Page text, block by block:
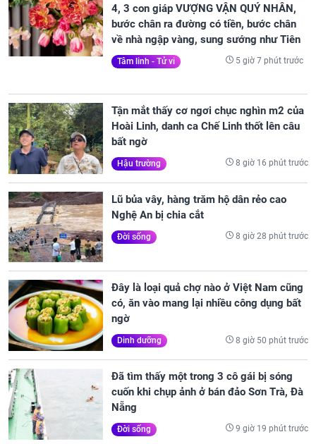
4, 3 con giáp VƯỢNG VẬN QUÝ NHÂN,
bước chân ra đường có tiền, bước chân
về nhà ngập vàng, sung sướng như Tiên
Tâm linh - Tử vi 5 giờ 7 phút trước
Tận mắt thấy cơ ngơi chục nghìn m2 của
Hoài Linh, danh ca Chế Linh thốt lên câu
bất ngờ
Hậu trường 8 giờ 16 phút trước
Lũ bủa vây, hàng trăm hộ dân rẻo cao
Nghệ An bị chia cắt
Đời sống 8 giờ 28 phút trước
Đây là loại quả chợ nào ở Việt Nam cũng
có, ăn vào mang lại nhiều công dụng bất
ngờ
Dinh dưỡng 8 giờ 50 phút trước
Đã tìm thấy một trong 3 cô gái bị sóng
cuốn khi chụp ảnh ở bán đảo Sơn Trà, Đà
Nẵng
Đời sống 9 giờ 19 phút trước